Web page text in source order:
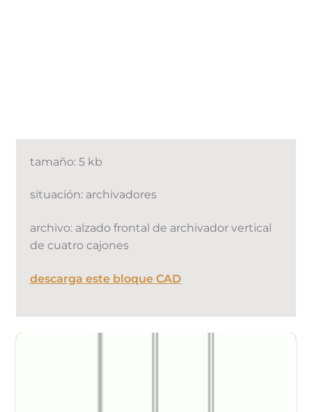
tamaño: 5 kb
situación: archivadores
archivo: alzado frontal de archivador vertical
de cuatro cajones
descarga este bloque CAD